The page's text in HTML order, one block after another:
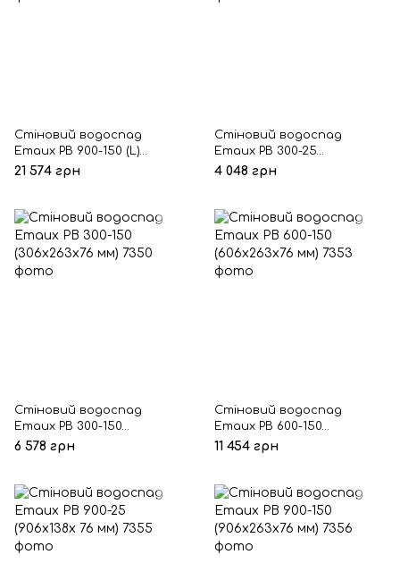
Стіновий водоспад
Emaux PB 900-150 (L)
(906х263х76 мм)
21 574 грн
Стіновий водоспад
Emaux PB 300-25
(306х138х76 мм)
4 048 грн
Стіновий водоспад
Emaux PB 300-150
(306х263х76 мм)
6 578 грн
Стіновий водоспад
Emaux PB 600-150
(606х263х76 мм)
11 454 грн